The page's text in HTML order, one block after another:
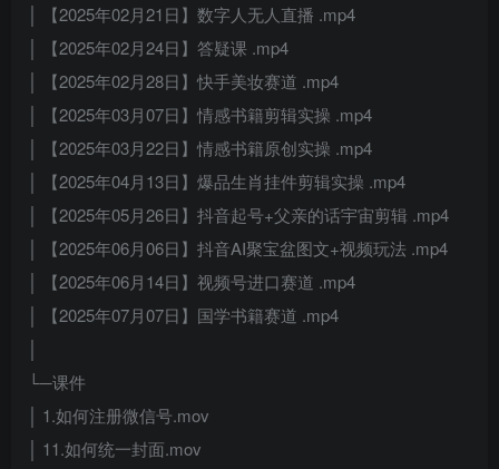
│ 【2025年02月21日】数字人无人直播 .mp4
│ 【2025年02月24日】答疑课 .mp4
│ 【2025年02月28日】快手美妆赛道 .mp4
│ 【2025年03月07日】情感书籍剪辑实操 .mp4
│ 【2025年03月22日】情感书籍原创实操 .mp4
│ 【2025年04月13日】爆品生肖挂件剪辑实操 .mp4
│ 【2025年05月26日】抖音起号+父亲的话宇宙剪辑 .mp4
│ 【2025年06月06日】抖音AI聚宝盆图文+视频玩法 .mp4
│ 【2025年06月14日】视频号进口赛道 .mp4
│ 【2025年07月07日】国学书籍赛道 .mp4
└─课件
│ 1.如何注册微信号.mov
│ 11.如何统一封面.mov